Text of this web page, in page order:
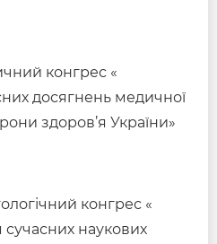
конгрес «
досягнень медичної
здоров’я України»
конгрес «
наукових